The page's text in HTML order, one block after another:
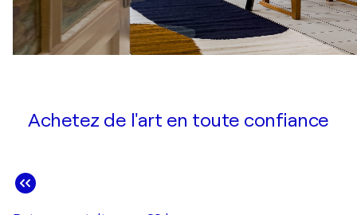
Achetez de l'art en toute confiance